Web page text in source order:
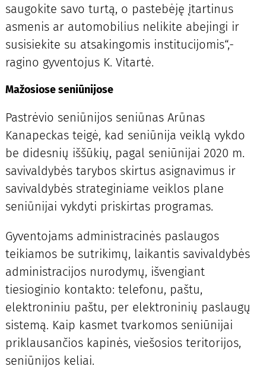
saugokite savo turtą, o pastebėję įtartinus
asmenis ar automobilius nelikite abejingi ir
susisiekite su atsakingomis institucijomis“,-
ragino gyventojus K. Vitartė.
Mažosiose seniūnijose
Pastrėvio seniūnijos seniūnas Arūnas
Kanapeckas teigė, kad seniūnija veiklą vykdo
be didesnių iššūkių, pagal seniūnijai 2020 m.
savivaldybės tarybos skirtus asignavimus ir
savivaldybės strateginiame veiklos plane
seniūnijai vykdyti pri­skirtas programas.
Gyventojams administracinės paslaugos
teikiamos be sutrikimų, laikantis savivaldybės
administracijos nurodymų, išvengiant
tiesioginio kontakto: telefonu, paštu,
elektroniniu paštu, per elektroninių paslaugų
sistemą. Kaip kasmet tvarkomos se­niūnijai
priklausančios kapinės, viešosios teritorijos,
seniūnijos keliai.